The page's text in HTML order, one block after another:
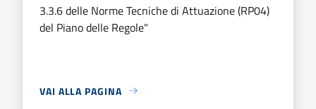
3.3.6 delle Norme Tecniche di Attuazione (RP04)
del Piano delle Regole"
VAI ALLA PAGINA